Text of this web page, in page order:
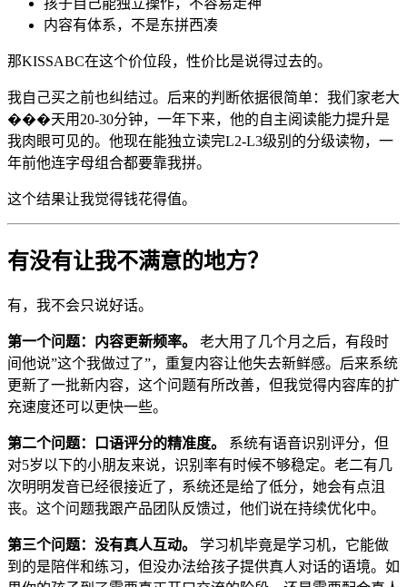
孩子自己能独立操作，不容易走神
内容有体系，不是东拼西凑
那KISSABC在这个价位段，性价比是说得过去的。
我自己买之前也纠结过。后来的判断依据很简单：我们家老大
���天用20-30分钟，一年下来，他的自主阅读能力提升是
我肉眼可见的。他现在能独立读完L2-L3级别的分级读物，一
年前他连字母组合都要靠我拼。
这个结果让我觉得钱花得值。
有没有让我不满意的地方？
有，我不会只说好话。
第一个问题：内容更新频率。
老大用了几个月之后，有段时
间他说”这个我做过了”，重复内容让他失去新鲜感。后来系统
更新了一批新内容，这个问题有所改善，但我觉得内容库的扩
充速度还可以更快一些。
第二个问题：口语评分的精准度。
系统有语音识别评分，但
对5岁以下的小朋友来说，识别率有时候不够稳定。老二有几
次明明发音已经很接近了，系统还是给了低分，她会有点沮
丧。这个问题我跟产品团队反馈过，他们说在持续优化中。
第三个问题：没有真人互动。
学习机毕竟是学习机，它能做
到的是陪伴和练习，但没办法给孩子提供真人对话的语境。如